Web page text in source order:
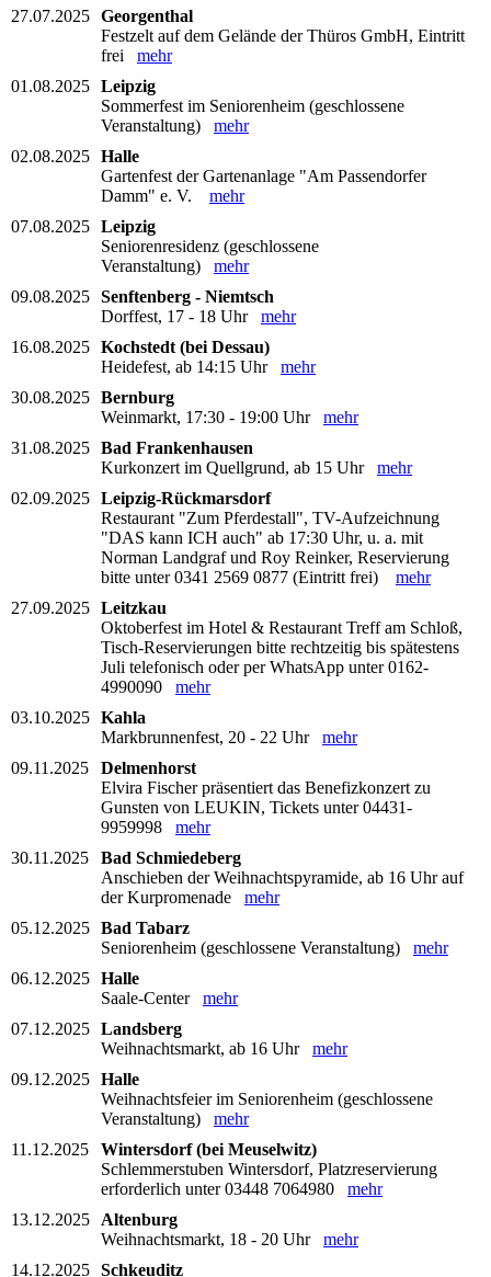
27.07.2025 Georgenthal
Festzelt auf dem Gelände der Thüros GmbH, Eintritt
frei mehr
01.08.2025 Leipzig
Sommerfest im Seniorenheim (geschlossene
Veranstaltung) mehr
02.08.2025 Halle
Gartenfest der Gartenanlage "Am Passendorfer
Damm" e. V. mehr
07.08.2025 Leipzig
Seniorenresidenz (geschlossene
Veranstaltung) mehr
09.08.2025 Senftenberg - Niemtsch
Dorffest, 17 - 18 Uhr mehr
16.08.2025 Kochstedt (bei Dessau)
Heidefest, ab 14:15 Uhr mehr
30.08.2025 Bernburg
Weinmarkt, 17:30 - 19:00 Uhr mehr
31.08.2025 Bad Frankenhausen
Kurkonzert im Quellgrund, ab 15 Uhr mehr
02.09.2025 Leipzig-Rückmarsdorf
Restaurant "Zum Pferdestall", TV-Aufzeichnung
"DAS kann ICH auch" ab 17:30 Uhr, u. a. mit
Norman Landgraf und Roy Reinker, Reservierung
bitte unter 0341 2569 0877 (Eintritt frei) mehr
27.09.2025 Leitzkau
Oktoberfest im Hotel & Restaurant Treff am Schloß,
Tisch-Reservierungen bitte rechtzeitig bis spätestens
Juli telefonisch oder per WhatsApp unter 0162-
4990090 mehr
03.10.2025 Kahla
Markbrunnenfest, 20 - 22 Uhr mehr
09.11.2025
Delmenhorst
Elvira Fischer präsentiert das Benefizkonzert zu
Gunsten von LEUKIN, Tickets unter 04431-
9959998 mehr
30.11.2025
Bad Schmiedeberg
Anschieben der Weihnachtspyramide, ab 16 Uhr auf
der Kurpromenade mehr
05.12.2025 Bad Tabarz
Seniorenheim (geschlossene Veranstaltung) mehr
06.12.2025 Halle
Saale-Center mehr
07.12.2025 Landsberg
Weihnachtsmarkt, ab 16 Uhr mehr
09.12.2025 Halle
Weihnachtsfeier im Seniorenheim (geschlossene
Veranstaltung) mehr
11.12.2025
Wintersdorf (bei Meuselwitz)
Schlemmerstuben Wintersdorf, Platzreservierung
erforderlich unter 03448 7064980 mehr
13.12.2025
Altenburg
Weihnachtsmarkt, 18 - 20 Uhr mehr
14.12.2025 Schkeuditz